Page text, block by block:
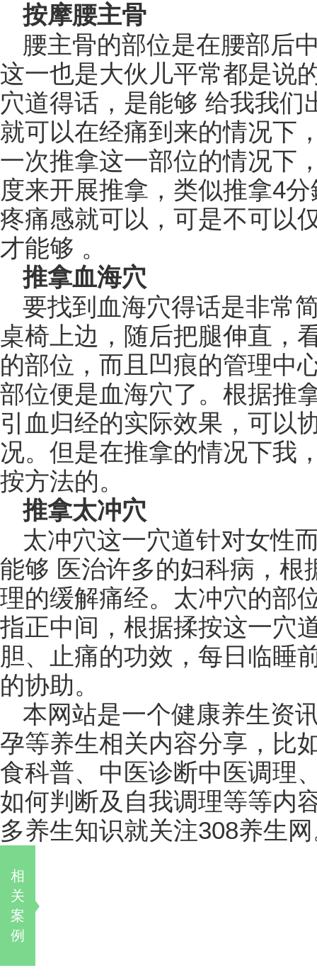
按摩腰主骨
腰主骨的部位是在腰部后
这一也是大伙儿平常都是说
穴道得话，是能够 给我我们
就可以在经痛到来的情况下
一次推拿这一部位的情况下
度来开展推拿，类似推拿4
疼痛感就可以，可是不可以
才能够 。
推拿血海穴
要找到血海穴得话是非常
桌椅上边，随后把腿伸直，
的部位，而且凹痕的管理中
部位便是血海穴了。根据推
引血归经的实际效果，可以
况。但是在推拿的情况下我
按方法的。
推拿太冲穴
太冲穴这一穴道针对女性
能够 医治许多的妇科病，根
理的缓解痛经。太冲穴的部
指正中间，根据揉按这一穴
胆、止痛的功效，每日临睡
的协助。
本网站是一个健康养生资
孕等养生相关内容分享，比
食科普、中医诊断中医调理
如何判断及自我调理等等内
多养生知识就关注308养生
相
关
案
例